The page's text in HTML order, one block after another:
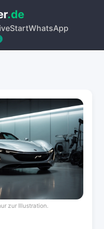
.de
StartWhatsApp
zur Illustration.